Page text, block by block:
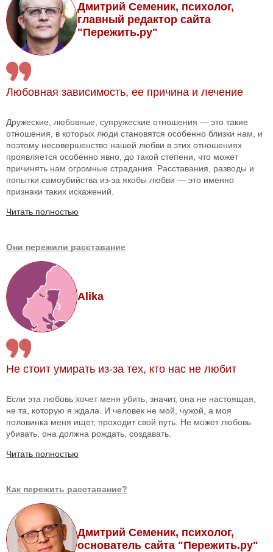
Дмитрий Семеник, психолог,
главный редактор сайта
"Пережить.ру"
Любовная зависимость, ее причина и лечение
Дружеские, любовные, супружеские отношения — это такие
отношения, в которых люди становятся особенно близки нам, и
поэтому несовершенство нашей любви в этих отношениях
проявляется особенно явно, до такой степени, что может
причинять нам огромные страдания. Расставания, разводы и
попытки самоубийства из-за якобы любви — это именно
признаки таких искажений.
Читать полностью
Они пережили расставание
Alika
Не стоит умирать из-за тех, кто нас не любит
Если эта любовь хочет меня убить, значит, она не настоящая,
не та, которую я ждала. И человек не мой, чужой, а моя
половинка меня ищет, проходит свой путь. Не может любовь
убивать, она должна рождать, создавать.
Читать полностью
Как пережить расставание?
Дмитрий Семеник, психолог,
основатель сайта "Пережить.ру"